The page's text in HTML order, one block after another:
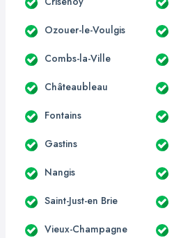
Ozouer-le-Voulgis
Combs-la-Ville
Châteaubleau
Fontains
Gastins
Nangis
Saint-Just-en Brie
Vieux-Champagne